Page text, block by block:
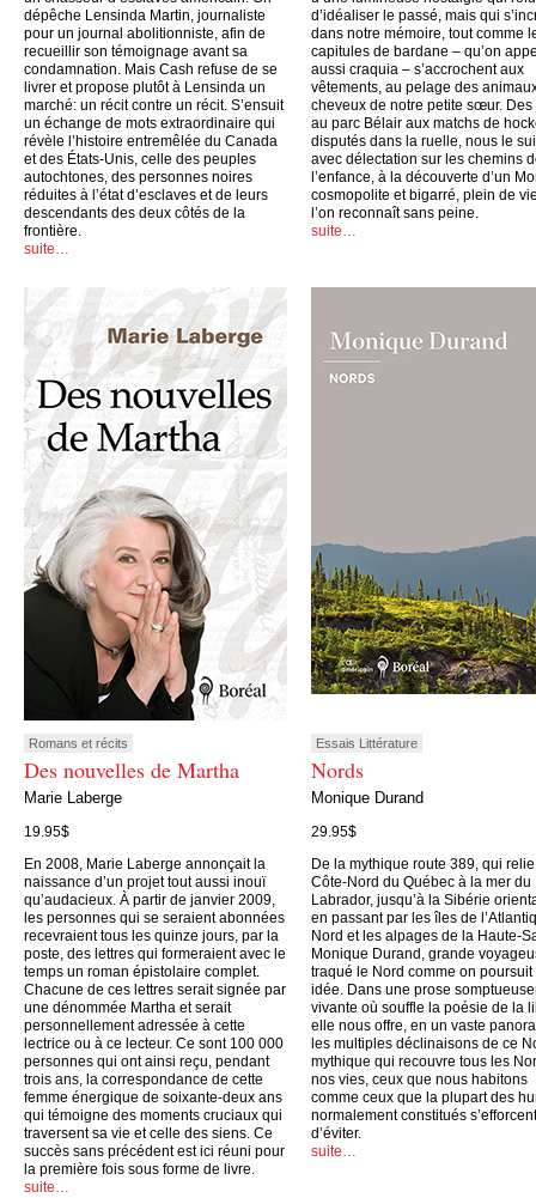
dépêche Lensinda Martin, journaliste
pour un journal abolitionniste, afin de
recueillir son témoignage avant sa
condamnation. Mais Cash refuse de se
livrer et propose plutôt à Lensinda un
marché: un récit contre un récit. S’ensuit
un échange de mots extraordinaire qui
révèle l’histoire entremêlée du Canada
et des États-Unis, celle des peuples
autochtones, des personnes noires
réduites à l’état d’esclaves et de leurs
descendants des deux côtés de la
frontière.
suite…
d’idéaliser le passé, mais qui
dans notre mémoire, tout comme
capitules de bardane – qu’on
aussi craquia – s’accrochent aux
vêtements, au pelage des
cheveux de notre petite sœur. Des
au parc Bélair aux matchs de
disputés dans la ruelle, nous le
avec délectation sur les chemins
l’enfance, à la découverte d’un
cosmopolite et bigarré, plein de
l’on reconnaît sans peine.
suite…
Romans et récits
Des nouvelles de Martha
Marie Laberge
19.95$
En 2008, Marie Laberge annonçait la
naissance d’un projet tout aussi inouï
qu’audacieux. À partir de janvier 2009,
les personnes qui se seraient abonnées
recevraient tous les quinze jours, par la
poste, des lettres qui formeraient avec le
temps un roman épistolaire complet.
Chacune de ces lettres serait signée par
une dénommée Martha et serait
personnellement adressée à cette
lectrice ou à ce lecteur. Ce sont 100 000
personnes qui ont ainsi reçu, pendant
trois ans, la correspondance de cette
femme énergique de soixante-deux ans
qui témoigne des moments cruciaux qui
traversent sa vie et celle des siens. Ce
succès sans précédent est ici réuni pour
la première fois sous forme de livre.
suite…
Essais Littérature
Nords
Monique Durand
29.95$
De la mythique route 389, qui
Côte-Nord du Québec à la mer du
Labrador, jusqu’à la Sibérie
en passant par les îles de
Nord et les alpages de la Haute-
Monique Durand, grande
traqué le Nord comme on poursuit
idée. Dans une prose
vivante où souffle la poésie de la
elle nous offre, en un vaste
les multiples déclinaisons de ce
mythique qui recouvre tous les
nos vies, ceux que nous habitons
comme ceux que la plupart des
normalement constitués s’efforcent
d’éviter.
suite…